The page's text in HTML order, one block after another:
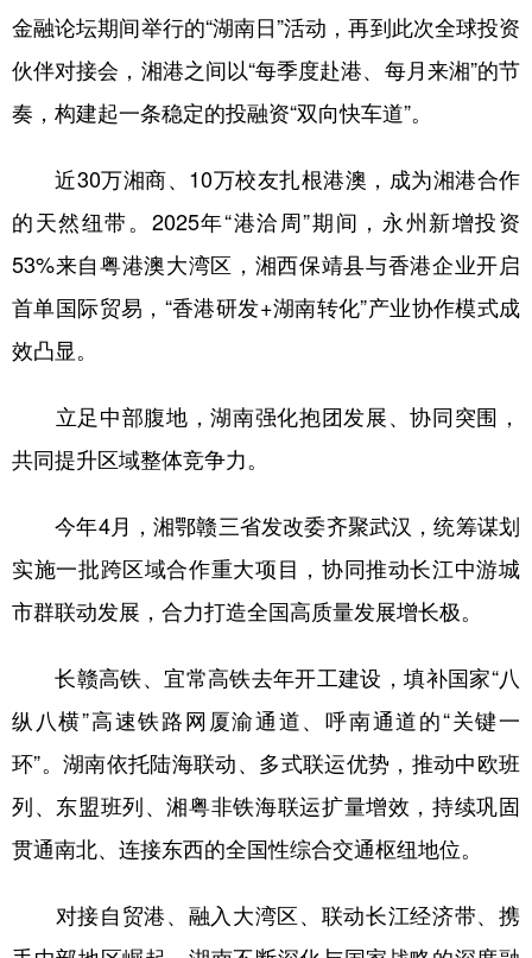
金融论坛期间举行的“湖南日”活动，再到此次全球投资
伙伴对接会，湘港之间以“每季度赴港、每月来湘”的节
奏，构建起一条稳定的投融资“双向快车道”。
近30万湘商、10万校友扎根港澳，成为湘港合作
的天然纽带。2025年“港洽周”期间，永州新增投资
53%来自粤港澳大湾区，湘西保靖县与香港企业开启
首单国际贸易，“香港研发+湖南转化”产业协作模式成
效凸显。
立足中部腹地，湖南强化抱团发展、协同突围，
共同提升区域整体竞争力。
今年4月，湘鄂赣三省发改委齐聚武汉，统筹谋划
实施一批跨区域合作重大项目，协同推动长江中游城
市群联动发展，合力打造全国高质量发展增长极。
长赣高铁、宜常高铁去年开工建设，填补国家“八
纵八横”高速铁路网厦渝通道、呼南通道的“关键一
环”。湖南依托陆海联动、多式联运优势，推动中欧班
列、东盟班列、湘粤非铁海联运扩量增效，持续巩固
贯通南北、连接东西的全国性综合交通枢纽地位。
对接自贸港、融入大湾区、联动长江经济带、携